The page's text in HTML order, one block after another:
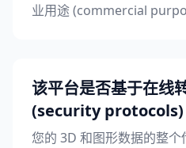
业用途 (commercial
该平台是否基于在线
(security protocols)
您的 3D 和图形数据的整